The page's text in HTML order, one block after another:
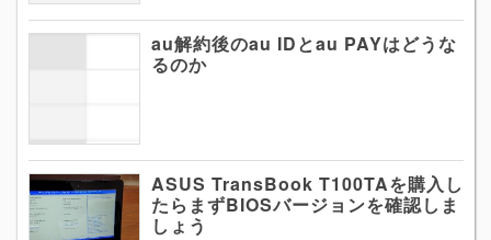
au解約後のau IDとau PAYはどうな
るのか
ASUS TransBook T100TAを購入し
たらまずBIOSバージョンを確認しま
しょう